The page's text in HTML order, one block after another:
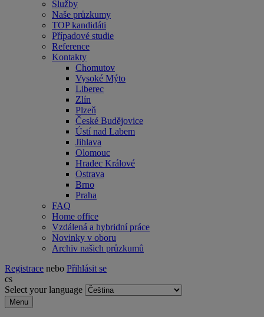
Služby
Naše průzkumy
TOP kandidáti
Případové studie
Reference
Kontakty
Chomutov
Vysoké Mýto
Liberec
Zlín
Plzeň
České Budějovice
Ústí nad Labem
Jihlava
Olomouc
Hradec Králové
Ostrava
Brno
Praha
FAQ
Home office
Vzdálená a hybridní práce
Novinky v oboru
Archiv našich průzkumů
Registrace nebo Přihlásit se
cs
Select your language
Menu